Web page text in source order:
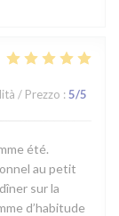
/ Prezzo : 5/5
été.
au petit
sur la
d’habitude